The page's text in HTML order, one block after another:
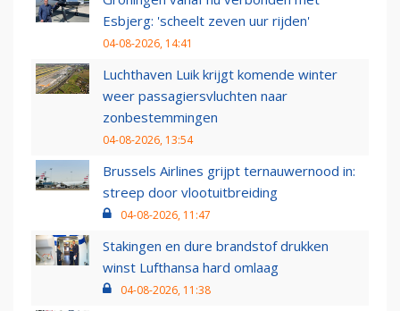
Esbjerg: 'scheelt zeven uur rijden'
04-08-2026, 14:41
Luchthaven Luik krijgt komende winter
weer passagiersvluchten naar
zonbestemmingen
04-08-2026, 13:54
Brussels Airlines grijpt ternauwernood in:
streep door vlootuitbreiding
04-08-2026, 11:47
Stakingen en dure brandstof drukken
winst Lufthansa hard omlaag
04-08-2026, 11:38